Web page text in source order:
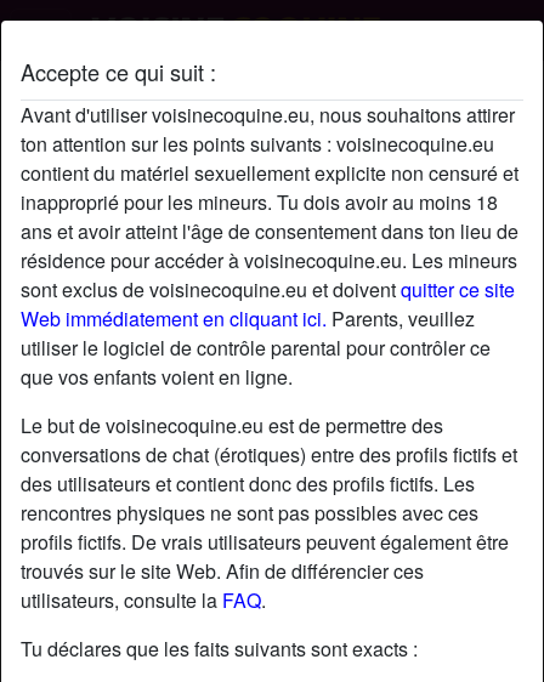
Accepte ce qui suit :
Avant d'utiliser voisinecoquine.eu, nous souhaitons attirer
ton attention sur les points suivants : voisinecoquine.eu
contient du matériel sexuellement explicite non censuré et
inapproprié pour les mineurs. Tu dois avoir au moins 18
ans et avoir atteint l'âge de consentement dans ton lieu de
résidence pour accéder à voisinecoquine.eu. Les mineurs
sont exclus de voisinecoquine.eu et doiventquitter ce site
Web immédiatement en cliquant ici. Parents, veuillez
utiliser le logiciel de contrôle parental pour contrôler ce
que vos enfants voient en ligne.
Le but de voisinecoquine.eu est de permettre des
conversations de chat (érotiques) entre des profils fictifs et
des utilisateurs et contient donc des profils fictifs. Les
rencontres physiques ne sont pas possibles avec ces
profils fictifs. De vrais utilisateurs peuvent également être
trouvés sur le site Web. Afin de différencier ces
utilisateurs, consulte la FAQ.
Tu déclares que les faits suivants sont exacts :
FrancineC's profil
starAjouter chatDiscuter !